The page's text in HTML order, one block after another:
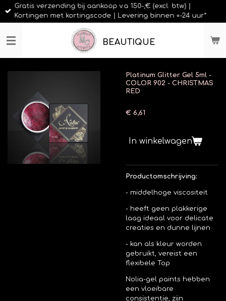
Ga
direct
de
BEAUTIQUE
Gratis verzending bij aankoop v.a 150-,€ (excl. btw) |
Kortingen met kortingscode | Levering binnen +-24 uur*
Platinum Glitter Gel 5ml -
COLOR 902 - CHRISTMAS
RED
€ 6,61
In winkelwagen
Productomschrijving:
- middelhoge viscositeit
- heeft geen plakkerige
laag ideaal voor delicate
creaties en dunne lijnen
- kan als kleur worden
gebruikt, vereist een
flexibele Top
Nolia-gel paints hebben
een vloeibare
consistentie, zijn